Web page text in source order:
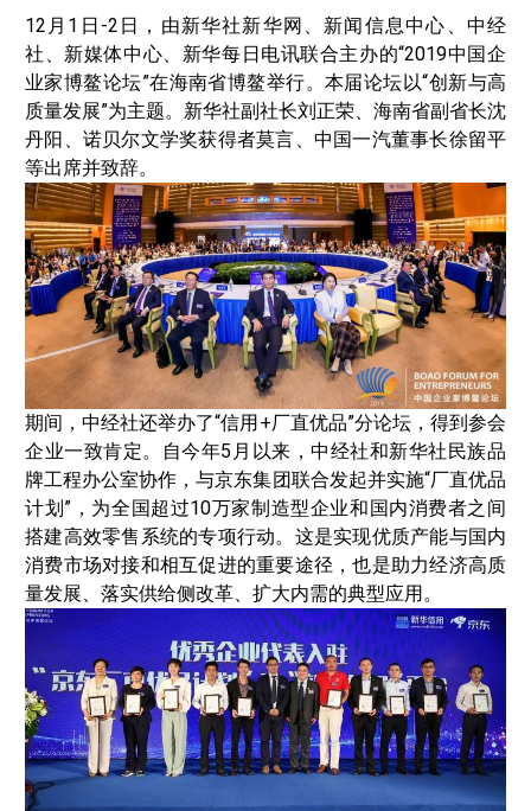
12月1日-2日，由新华社新华网、新闻信息中心、中经
社、新媒体中心、新华每日电讯联合主办的“2019中国企
业家博鳌论坛”在海南省博鳌举行。本届论坛以“创新与高
质量发展”为主题。新华社副社长刘正荣、海南省副省长沈
丹阳、诺贝尔文学奖获得者莫言、中国一汽董事长徐留平
等出席并致辞。
期间，中经社还举办了“信用+厂直优品”分论坛，得到参会
企业一致肯定。自今年5月以来，中经社和新华社民族品
牌工程办公室协作，与京东集团联合发起并实施“厂直优品
计划”，为全国超过10万家制造型企业和国内消费者之间
搭建高效零售系统的专项行动。这是实现优质产能与国内
消费市场对接和相互促进的重要途径，也是助力经济高质
量发展、落实供给侧改革、扩大内需的典型应用。